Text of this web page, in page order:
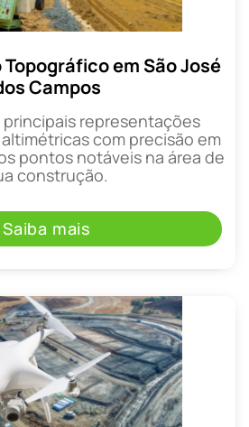
em São José
Campos
principais representações
com precisão em
pontos notáveis na área de
construção.
Saiba mais